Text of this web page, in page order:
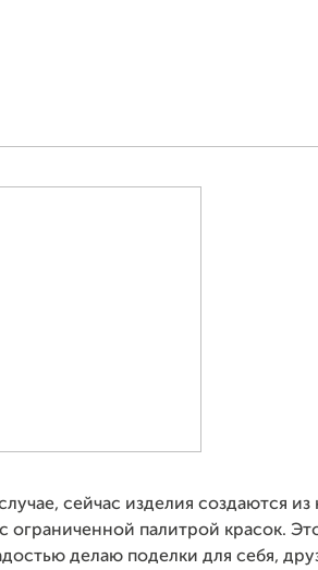
сейчас изделия создаются из
ограниченной палитрой красок.
делаю поделки для себя,